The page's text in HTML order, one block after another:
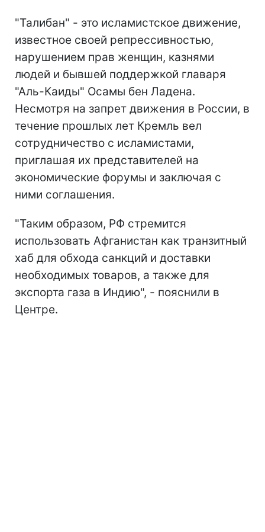
"Талибан" - это исламистское движение,
известное своей репрессивностью,
нарушением прав женщин, казнями
людей и бывшей поддержкой главаря
"Аль-Каиды" Осамы бен Ладена.
Несмотря на запрет движения в России, в
течение прошлых лет Кремль вел
сотрудничество с исламистами,
приглашая их представителей на
экономические форумы и заключая с
ними соглашения.
"Таким образом, РФ стремится
использовать Афганистан как транзитный
хаб для обхода санкций и доставки
необходимых товаров, а также для
экспорта газа в Индию", - пояснили в
Центре.